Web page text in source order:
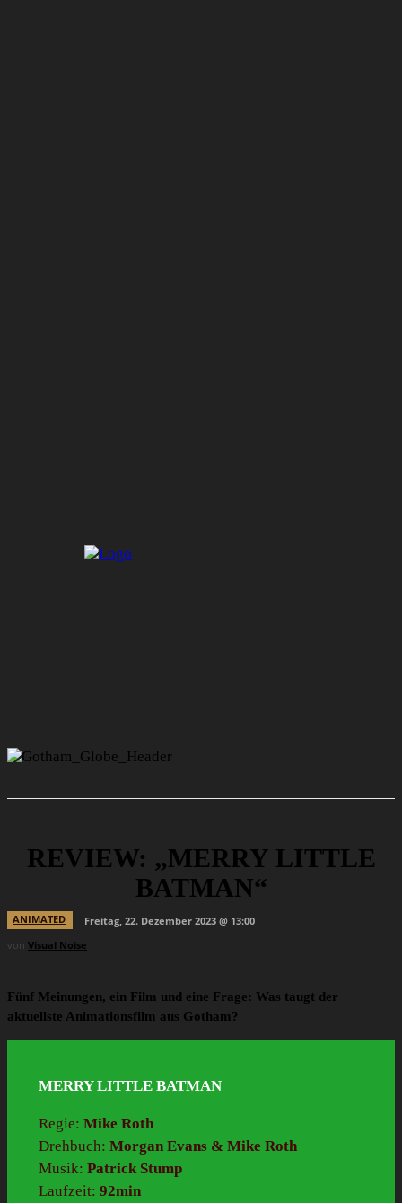
REVIEW: „MERRY LITTLE
BATMAN“
ANIMATED
Freitag, 22. Dezember 2023 @ 13:00
von Visual Noise
Fünf Meinungen, ein Film und eine Frage: Was taugt der
aktuellste Animationsfilm aus Gotham?
MERRY LITTLE BATMAN
Regie: Mike Roth
Drehbuch: Morgan Evans & Mike Roth
Musik: Patrick Stump
Laufzeit: 92min